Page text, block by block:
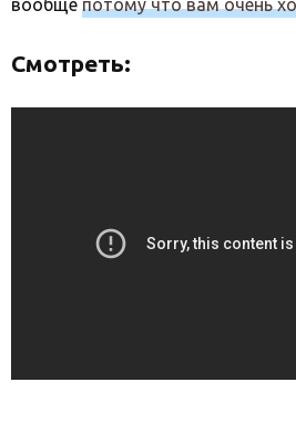
вообще потому что вам очень
Смотреть: